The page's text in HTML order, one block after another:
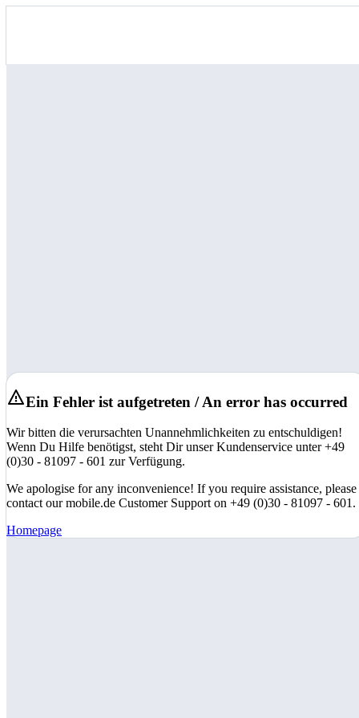
Ein Fehler ist aufgetreten / An error has occurred
Wir bitten die verursachten Unannehmlichkeiten zu entschuldigen!
Wenn Du Hilfe benötigst, steht Dir unser Kundenservice unter +49
(0)30 - 81097 - 601 zur Verfügung.
We apologise for any inconvenience! If you require assistance, please
contact our mobile.de Customer Support on +49 (0)30 - 81097 - 601.
Homepage